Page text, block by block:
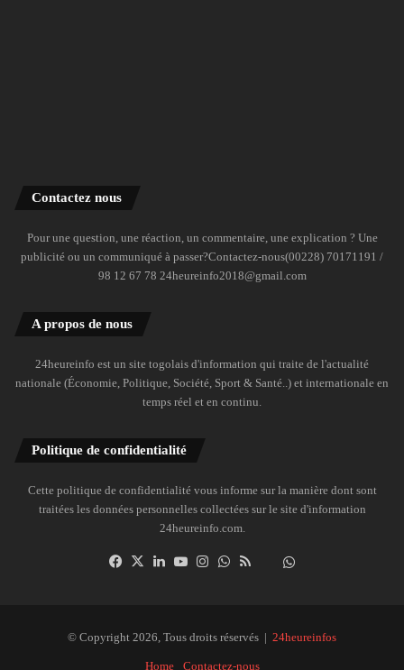
Contactez nous
Pour une question, une réaction, un commentaire, une explication ? Une
publicité ou un communiqué à passer?Contactez-nous(00228) 70171191 /
98 12 67 78 24heureinfo2018@gmail.com
A propos de nous
24heureinfo est un site togolais d'information qui traite de l'actualité
nationale (Économie, Politique, Société, Sport & Santé..) et internationale en
temps réel et en continu.
Politique de confidentialité
Cette politique de confidentialité vous informe sur la manière dont sont
traitées les données personnelles collectées sur le site d'information
24heureinfo.com.
Facebook
X LinkedinYouTubeInstagramWhatsAppDailymotion
© Copyright 2026, Tous droits réservés | 24heureinfos
Home Contactez-nous